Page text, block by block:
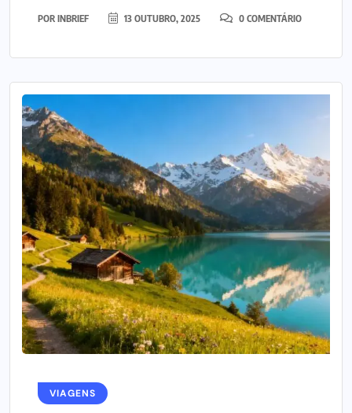
POR INBRIEF 13 OUTUBRO, 2025 0 COMENTÁRIO
VIAGENS